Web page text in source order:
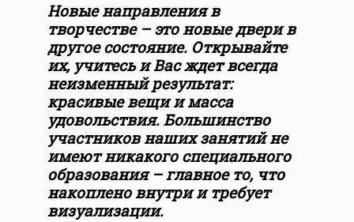
Новые направления в
творчестве – это новые двери в
другое состояние. Открывайте
их, учитесь и Вас ждет всегда
неизменный результат:
красивые вещи и масса
удовольствия. Большинство
участников наших занятий не
имеют никакого специального
образования – главное то, что
накоплено внутри и требует
визуализации.